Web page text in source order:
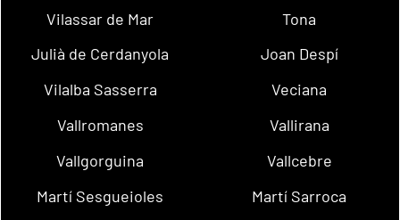
Vilassar de Mar
Tona
Julià de Cerdanyola
Joan Despí
Vilalba Sasserra
Veciana
Vallromanes
Vallirana
Vallgorguina
Vallcebre
Martí Sesgueioles
Martí Sarroca